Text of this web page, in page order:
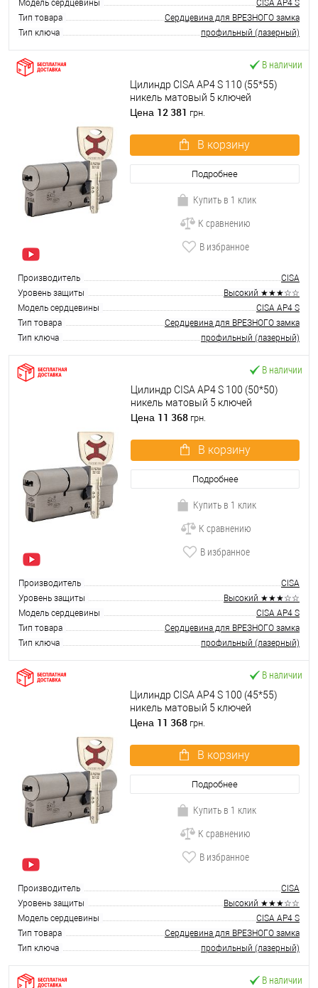
Модель сердцевины
CISA AP4 S
Тип товара
Сердцевина для ВРЕЗНОГО замка
Тип ключа
профильный (лазерный)
В наличии
Цилиндр CISA AP4 S 110 (55*55)
никель матовый 5 ключей
Цена 12 381 грн.
В корзину
Подробнее
Купить в 1 клик
К сравнению
В избранное
Производитель
CISA
Уровень защиты
Высокий ★★★☆☆
Модель сердцевины
CISA AP4 S
Тип товара
Сердцевина для ВРЕЗНОГО замка
Тип ключа
профильный (лазерный)
В наличии
Цилиндр CISA AP4 S 100 (50*50)
никель матовый 5 ключей
Цена 11 368 грн.
В корзину
Подробнее
Купить в 1 клик
К сравнению
В избранное
Производитель
CISA
Уровень защиты
Высокий ★★★☆☆
Модель сердцевины
CISA AP4 S
Тип товара
Сердцевина для ВРЕЗНОГО замка
Тип ключа
профильный (лазерный)
В наличии
Цилиндр CISA AP4 S 100 (45*55)
никель матовый 5 ключей
Цена 11 368 грн.
В корзину
Подробнее
Купить в 1 клик
К сравнению
В избранное
Производитель
CISA
Уровень защиты
Высокий ★★★☆☆
Модель сердцевины
CISA AP4 S
Тип товара
Сердцевина для ВРЕЗНОГО замка
Тип ключа
профильный (лазерный)
В наличии